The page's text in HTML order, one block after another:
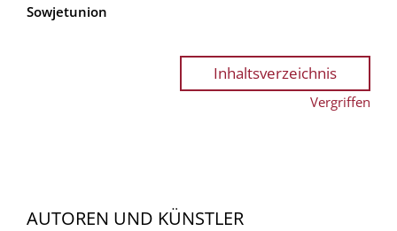
Sowjetunion
Inhaltsverzeichnis
Vergriffen
AUTOREN UND KÜNSTLER